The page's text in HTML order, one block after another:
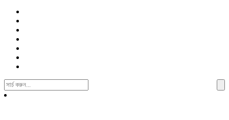
Search
For: